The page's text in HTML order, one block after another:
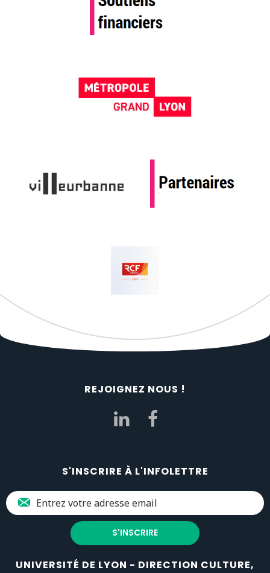
REJOIGNEZ NOUS !
S'INSCRIRE À L'INFOLETTRE
UNIVERSITÉ DE LYON - DIRECTION CULTURE,